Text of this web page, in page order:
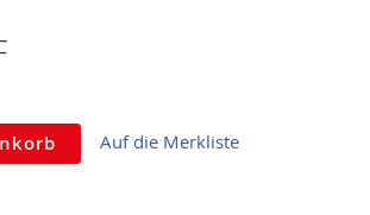
Auf die Merkliste